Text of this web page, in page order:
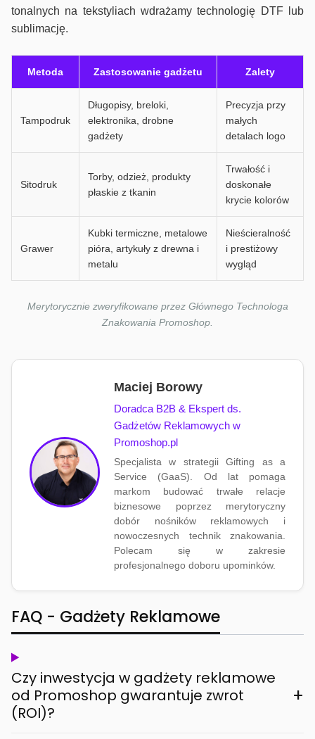
tonalnych na tekstyliach wdrażamy technologię DTF lub
sublimację.
Metoda Zastosowanie gadżetu Zalety
Tampodruk
Długopisy, breloki,
elektronika, drobne
gadżety
Precyzja przy
małych
detalach logo
Sitodruk
Torby, odzież, produkty
płaskie z tkanin
Trwałość i
doskonałe
krycie kolorów
Grawer
Kubki termiczne, metalowe
pióra, artykuły z drewna i
metalu
Nieścieralność
i prestiżowy
wygląd
Merytorycznie zweryfikowane przez Głównego Technologa
Znakowania Promoshop.
Maciej Borowy
Doradca B2B & Ekspert ds.
Gadżetów Reklamowych w
Promoshop.pl
Specjalista w strategii Gifting as a
Service (GaaS). Od lat pomaga
markom budować trwałe relacje
biznesowe poprzez merytoryczny
dobór nośników reklamowych i
nowoczesnych technik znakowania.
Polecam się w zakresie
profesjonalnego doboru upominków.
FAQ - Gadżety Reklamowe
Czy inwestycja w gadżety reklamowe
od Promoshop gwarantuje zwrot
(ROI)?
+